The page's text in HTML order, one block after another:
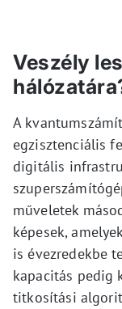
Veszély
A
egzisztenciális
digitális
műveletek
képesek,
is évezredekbe
kapacitás pedig
titkosítási